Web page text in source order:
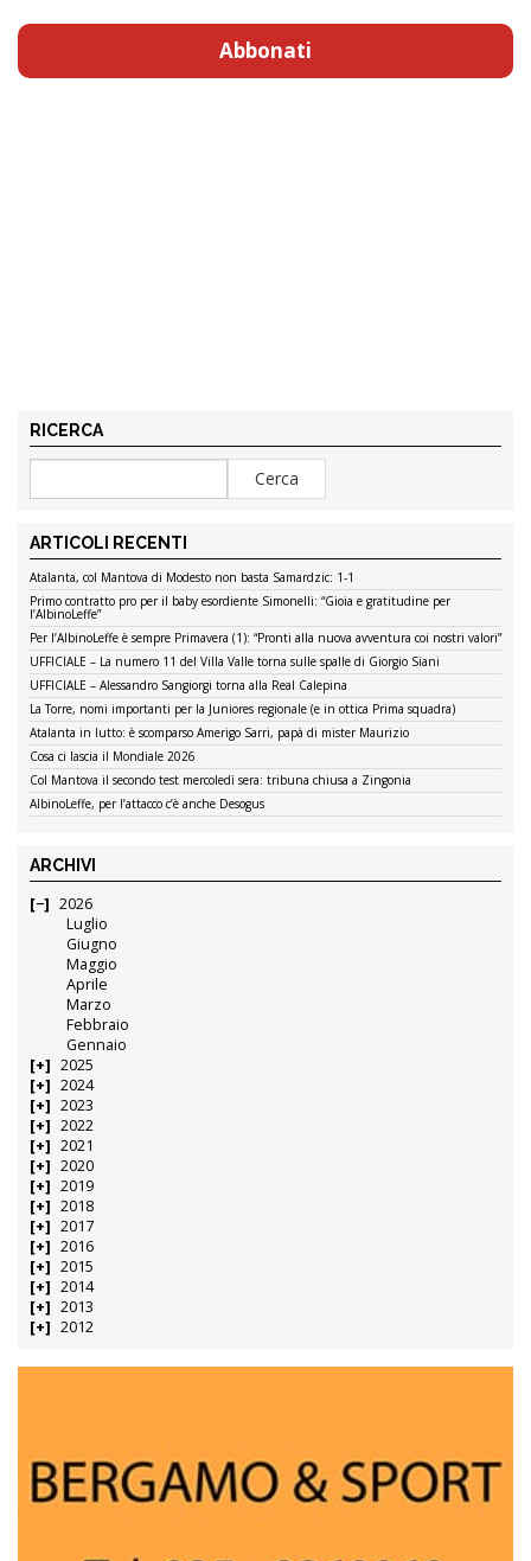
Abbonati
RICERCA
ARTICOLI RECENTI
Atalanta, col Mantova di Modesto non basta Samardzic: 1-1
Primo contratto pro per il baby esordiente Simonelli: “Gioia e gratitudine per
l’AlbinoLeffe”
Per l’AlbinoLeffe è sempre Primavera (1): “Pronti alla nuova avventura coi nostri valori”
UFFICIALE – La numero 11 del Villa Valle torna sulle spalle di Giorgio Siani
UFFICIALE – Alessandro Sangiorgi torna alla Real Calepina
La Torre, nomi importanti per la Juniores regionale (e in ottica Prima squadra)
Atalanta in lutto: è scomparso Amerigo Sarri, papà di mister Maurizio
Cosa ci lascia il Mondiale 2026
Col Mantova il secondo test mercoledì sera: tribuna chiusa a Zingonia
AlbinoLeffe, per l’attacco c’è anche Desogus
ARCHIVI
2026
Luglio
Giugno
Maggio
Aprile
Marzo
Febbraio
Gennaio
2025
2024
2023
2022
2021
2020
2019
2018
2017
2016
2015
2014
2013
2012